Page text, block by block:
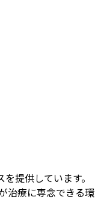
提供しています。
治療に専念できる環